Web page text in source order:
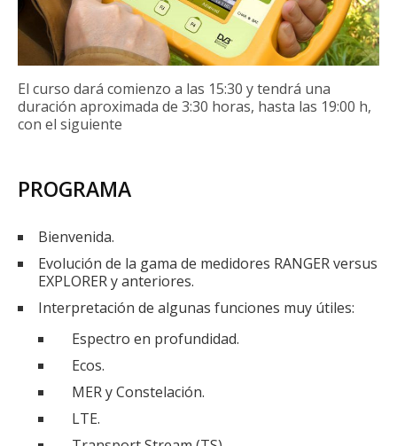
El curso dará comienzo a las 15:30 y tendrá una
duración aproximada de 3:30 horas, hasta las 19:00 h,
con el siguiente
PROGRAMA
Bienvenida.
Evolución de la gama de medidores RANGER versus
EXPLORER y anteriores.
Interpretación de algunas funciones muy útiles:
Espectro en profundidad.
Ecos.
MER y Constelación.
LTE.